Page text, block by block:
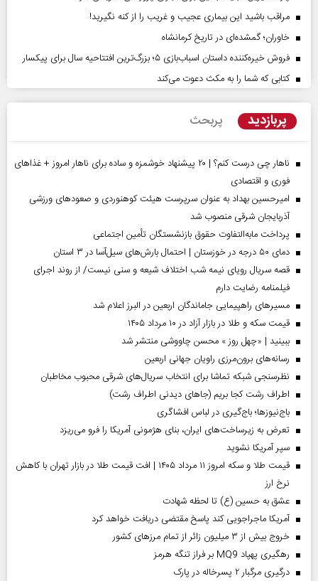
مراقب باشید این بیماری عجیب و غریب را از کنه نگیرید!
خاوران؛ گمشده‌ای در تاریخ کرمانشاه
فروش خیره‌کننده داستان اسباب‌بازی ۵؛ بزرگ‌ترین افتتاحیه سال برای پیکسار
کتابی که شما را به مکث دعوت می‌کند
پربازدید پربحث
ناهار چی درست کنم؟ | ۲۰ پیشنهاد خوشمزه و ساده برای ناهار امروز + غذاهای
فوری و اقتصادی
امیرحسین بهداد به عنوان سرپرست هیئت کوهنوردی و صعودهای ورزشی
آذربایجان شرقی منصوب شد
پرداخت مابه‌التفاوت حقوق بازنشستگان تأمین اجتماعی
دمای ۵۰ درجه در خوزستان | احتمال بارش‌های سیل‌آسا در ۳ استان
قصه سریال رویای نیمه شب اختلاف شیعه و سنی نیست/ از روند اجرای
فیلمنامه رضایت دارم
مسیر‌های راهپیمایی جاماندگان اربعین در البرز اعلام شد
قیمت سکه و طلا در بازار آزاد در ۱۰ مرداد ۱۴۰۵
ببینید | «چهل روز » محسن چاووشی منتشر شد
رسانه‌های برون‌مرزی راویان جهانی اربعین
نظرسنجی شبکه تماشا برای انتخاب سریال‌های شرقی محبوب مخاطبان
اطراف رشت کجا بریم (جاهای دیدنی اطراف رشت)
باج‌نیوزها؛ باج‌گیری در لباس افشاگری
تعرض به زیرساخت‌های ایران، بنای هژمونی آمریکا را فرو می‌ریزد
سپر آمریکا نشوید
قیمت طلا و سکه امروز ۱۱ مرداد ۱۴۰۵ | افت قیمت طلا در بازار تهران با کاهش
نرخ ارز
عشق به حسین (ع) تا لحظه شهادت
آمریکا ماجراجویی کند پاسخ مقتضی دریافت خواهد کرد
خروج بیش از ۳ میلیون زائر از تمام مرز‌های کشور
رهگیری پهپاد MQ9 بر فراز تنگه هرمز
درگیری مرگبار ۲ پسرخاله در پارک